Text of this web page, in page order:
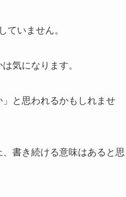
いません。
気になります。
と思われるかもしれませ
書き続ける意味はあると思